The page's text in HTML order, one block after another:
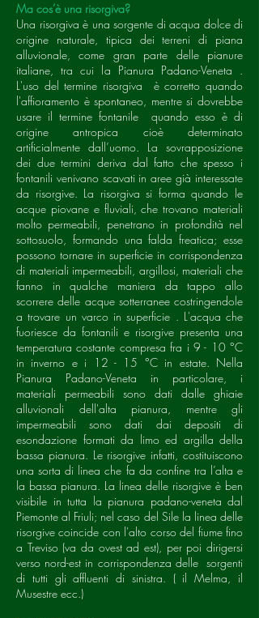
Ma cos’è una risorgiva?
Una risorgiva è una sorgente di acqua dolce di
origine naturale, tipica dei terreni di piana
alluvionale, come gran parte delle pianure
italiane, tra cui la Pianura Padano-Veneta .
L'uso del termine risorgiva è corretto quando
l'affioramento è spontaneo, mentre si dovrebbe
usare il termine fontanile quando esso è di
origine antropica cioè determinato
artificialmente dall’uomo. La sovrapposizione
dei due termini deriva dal fatto che spesso i
fontanili venivano scavati in aree già interessate
da risorgive. La risorgiva si forma quando le
acque piovane e fluviali, che trovano materiali
molto permeabili, penetrano in profondità nel
sottosuolo, formando una falda freatica; esse
possono tornare in superficie in corrispondenza
di materiali impermeabili, argillosi, materiali che
fanno in qualche maniera da tappo allo
scorrere delle acque sotterranee costringendole
a trovare un varco in superficie . L'acqua che
fuoriesce da fontanili e risorgive presenta una
temperatura costante compresa fra i 9 - 10 °C
in inverno e i 12 - 15 °C in estate. Nella
Pianura Padano-Veneta in particolare, i
materiali permeabili sono dati dalle ghiaie
alluvionali dell'alta pianura, mentre gli
impermeabili sono dati dai depositi di
esondazione formati da limo ed argilla della
bassa pianura. Le risorgive infatti, costituiscono
una sorta di linea che fa da confine tra l’alta e
la bassa pianura. La linea delle risorgive è ben
visibile in tutta la pianura padano-veneta dal
Piemonte al Friuli; nel caso del Sile la linea delle
risorgive coincide con l'alto corso del fiume fino
a Treviso (va da ovest ad est), per poi dirigersi
verso nord-est in corrispondenza delle sorgenti
di tutti gli affluenti di sinistra. ( il Melma, il
Musestre ecc.)